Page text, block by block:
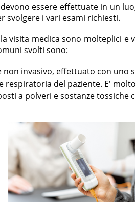
essere effettuate in un
svolgere i vari esami richiesti.
visita medica sono molteplici e
svolti sono:
non invasivo, effettuato con
respiratoria del paziente. E'
a polveri e sostanze tossiche